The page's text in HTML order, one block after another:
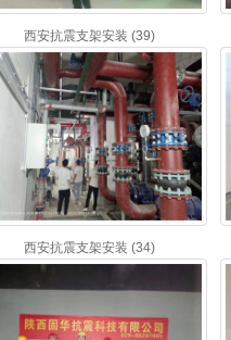
西安抗震支架安装 (39)
西安抗震支架安装 (34)